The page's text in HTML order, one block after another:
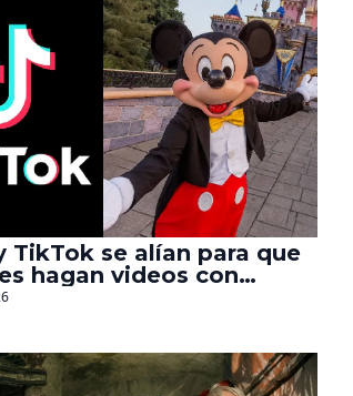
TikTok se alían para que
hagan videos con
de Marvel, Pixar y ‘Star